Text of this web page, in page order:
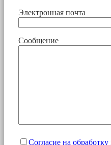
Электронная почта
Сообщение
Согласие на